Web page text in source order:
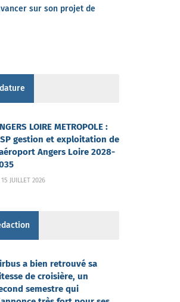
sur son projet de
LOIRE METROPOLE :
gestion et exploitation de
Angers Loire 2028-
15 JUILLET 2026
a bien retrouvé sa
de croisière, un
semestre qui